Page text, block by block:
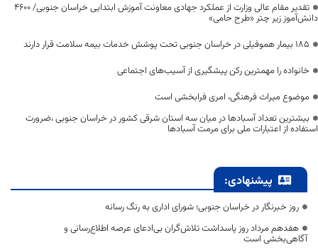
تقدیر مقام عالی وزارت از عملکرد جهادی معاونت آموزش ابتدایی خراسان جنوبی/ ۴۶۰۰
دانش‌آموز زیر چتر «طرح حامی»
۱۸۵ بیمار هموفیلی در خراسان جنوبی تحت پوشش خدمات بیمه سلامت قرار دارند
خانواده را مهمترین رکن پیشگیری از آسیب‌های اجتماعی
موضوع میراث فرهنگی، امری فرابخشی است
بیشترین تعداد آسبادها در میان سه استان شرقی کشور در خراسان جنوبی ،ضرورت
استفاده از اعتبارات ملی برای مرمت آسبادها
پیشنهادی:
روز خبرنگار در خراسان جنوبی؛ شورای اداری به رنگ رسانه
هفدهم مرداد روز پاسداشت تلاش‌گران بی‌ادعای عرصه اطلاع‌رسانی و
آگاهی‌بخشی است